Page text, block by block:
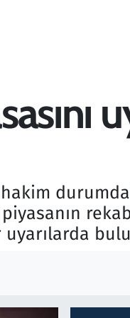
hakim
uyarılarda